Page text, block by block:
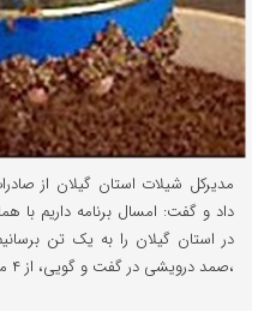
داد و گفت: امسال برنامه داریم با
در استان گیلان را به یک تن
،صمد درویشی در گفت و گویی، از ۴ محور فعالیتی آبزی پروری خبر داد […]